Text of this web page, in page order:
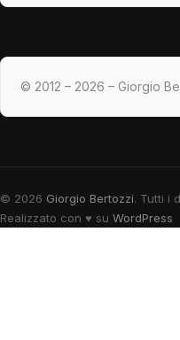
© 2012 – 2026 – Giorgio
© 2026 Giorgio Bertozzi. Tutti i
Realizzato con ♥ su WordPress